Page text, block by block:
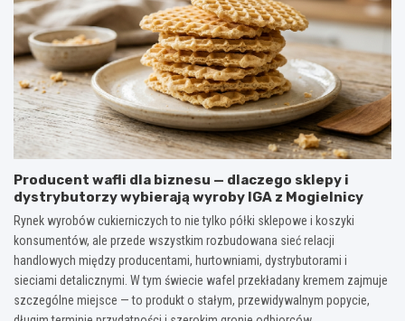
Producent wafli dla biznesu — dlaczego sklepy i
dystrybutorzy wybierają wyroby IGA z Mogielnicy
Rynek wyrobów cukierniczych to nie tylko półki sklepowe i koszyki
konsumentów, ale przede wszystkim rozbudowana sieć relacji
handlowych między producentami, hurtowniami, dystrybutorami i
sieciami detalicznymi. W tym świecie wafel przekładany kremem zajmuje
szczególne miejsce — to produkt o stałym, przewidywalnym popycie,